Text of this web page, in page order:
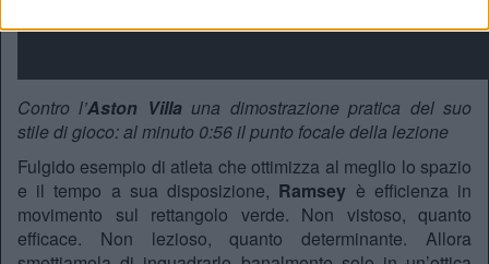
Contro l’Aston Villauna dimostrazione pratica del suo
stile di gioco: al minuto 0:56 il punto focale della lezione
Fulgido esempio di atleta che ottimizza al meglio lo spazio
e il tempo a sua disposizione, Ramsey è efficienza in
movimento sul rettangolo verde. Non vistoso, quanto
efficace. Non lezioso, quanto determinante. Allora